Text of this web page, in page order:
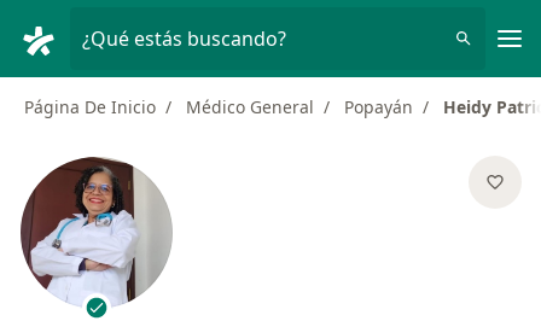
¿Qué estás buscando?
Página De Inicio Médico General Popayán Heidy